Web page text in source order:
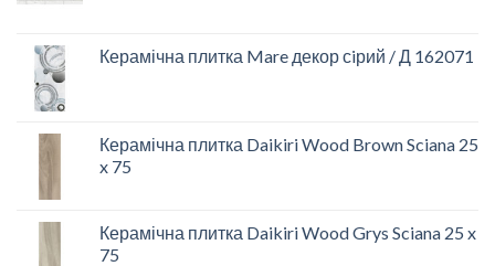
Керамічна плитка Mare декор сiрий / Д 162071
Керамічна плитка Daikiri Wood Brown Sciana 25
x 75
Керамічна плитка Daikiri Wood Grys Sciana 25 x
75